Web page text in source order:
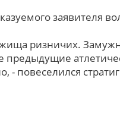
заявителя
ризничих.
предыдущие
- повеселился